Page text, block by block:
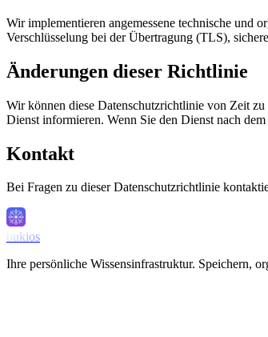
Wir implementieren angemessene technische und
Verschlüsselung bei der Übertragung (TLS),
Änderungen dieser Richtlinie
Wir können diese Datenschutzrichtlinie von Zeit
Dienst informieren. Wenn Sie den Dienst nach
Kontakt
Bei Fragen zu dieser Datenschutzrichtlinie
bukios
Ihre persönliche Wissensinfrastruktur. Speichern,